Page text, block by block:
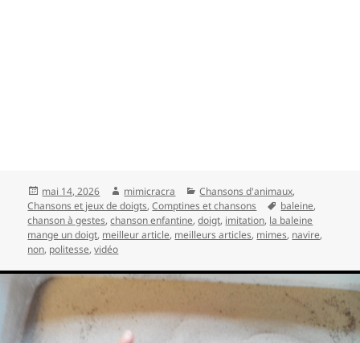
Publié
le
mai 14, 2026 Auteur
mimicracra Catégories
Chansons d'animaux,
Chansons et jeux de doigts,Comptines et chansons
Mots-
clés
baleine,
chanson à gestes,chanson enfantine,doigt, imitation, la baleine
mange un doigt, meilleur article, meilleurs articles, mimes, navire,
non, politesse,vidéo